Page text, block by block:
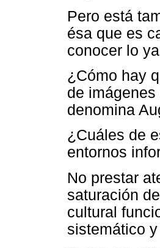
Pero está
ésa que es
conocer lo
¿Cómo hay
de
denomina
¿Cuáles de
entornos
No prestar
saturación
cultural
sistemático